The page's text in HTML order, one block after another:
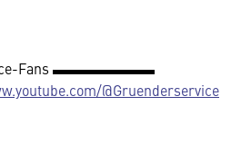
Fans ▬▬▬▬▬▬▬
@Gruenderservice